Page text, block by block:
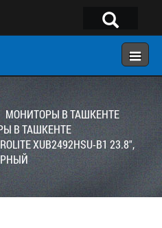
×
МОНИТОРЫ В ТАШКЕНТЕ
В ТАШКЕНТЕ
XUB2492HSU-B1 23.8",